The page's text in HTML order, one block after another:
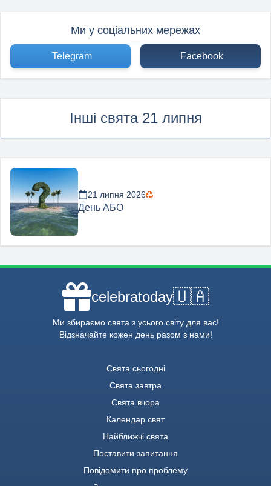
Ми у соціальних мережах
Telegram Facebook
Інші свята 21 липня
21 липня 2026
День АБО
celebratoday🇺🇦
Ми збираємо свята з усього світу для вас!
Відзначайте кожен день разом з нами!
Свята сьогодні
Свята завтра
Свята вчора
Календар свят
Найближчі свята
Поставити запитання
Повідомити про проблему